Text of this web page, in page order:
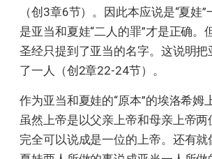
（创3章6节）。因此本应说是“夏娃
是亚当和夏娃“二人的罪”才是正确。
圣经只提到了亚当的名字。这说明把
了一人（创2章22-24节）。
作为亚当和夏娃的“原本”的埃洛希姆
虽然上帝是以父亲上帝和母亲上帝两
完全可以说成是一位的上帝。还有